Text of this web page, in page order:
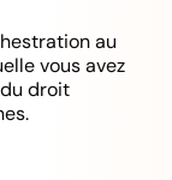
au
vous avez
droit